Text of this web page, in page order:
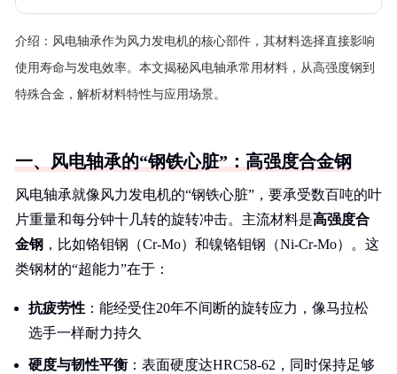
介绍： 风电轴承作为风力发电机的核心部件，其材料选择直接影响
使用寿命与发电效率。本文揭秘风电轴承常用材料，从高强度钢到
特殊合金，解析材料特性与应用场景。
一、风电轴承的“钢铁心脏”：高强度合金钢
风电轴承就像风力发电机的“钢铁心脏”，要承受数百吨的叶
片重量和每分钟十几转的旋转冲击。主流材料是高强度合
金钢 ，比如铬钼钢（Cr-Mo）和镍铬钼钢（Ni-Cr-Mo）。这
类钢材的“超能力”在于：
抗疲劳性 ：能经受住20年不间断的旋转应力，像马拉松
选手一样耐力持久
硬度与韧性平衡 ：表面硬度达HRC58-62，同时保持足够